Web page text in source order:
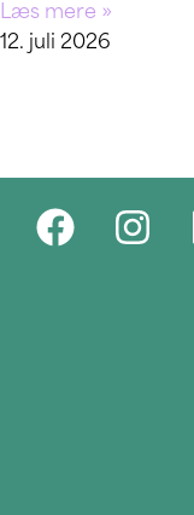
Læs mere »
12. juli 2026